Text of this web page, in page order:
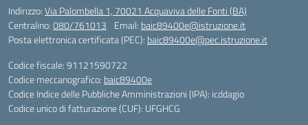
Indirizzo:Via Palombella 1, 70021 Acquaviva delle Fonti (BA)
Centralino:080/761013 Email: baic89400e@istruzione.it
Posta elettronica certificata (PEC): baic89400e@pec.istruzione.it
Codice fiscale: 91121590722
Codice meccanografico: baic89400e
Codice Indice delle Pubbliche Amministrazioni (IPA): icddagio
Codice unico di fatturazione (CUF): UFGHCG